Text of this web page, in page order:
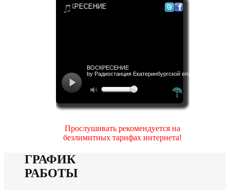
Прослушивать рекомендуется на
безлимитных тарифах интернета!
ГРАФИК
РАБОТЫ